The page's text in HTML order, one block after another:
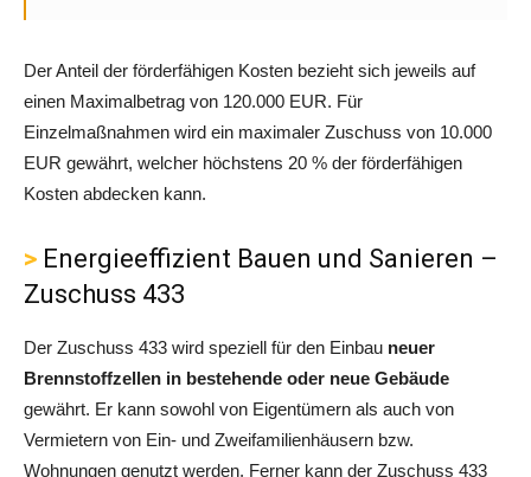
Der Anteil der förderfähigen Kosten bezieht sich jeweils auf
einen Maximalbetrag von 120.000 EUR. Für
Einzelmaßnahmen wird ein maximaler Zuschuss von 10.000
EUR gewährt, welcher höchstens 20 % der förderfähigen
Kosten abdecken kann.
Energieeffizient Bauen und Sanieren –
Zuschuss 433
Der Zuschuss 433 wird speziell für den Einbau neuer
Brennstoffzellen in bestehende oder neue Gebäude
gewährt. Er kann sowohl von Eigentümern als auch von
Vermietern von Ein- und Zweifamilienhäusern bzw.
Wohnungen genutzt werden. Ferner kann der Zuschuss 433